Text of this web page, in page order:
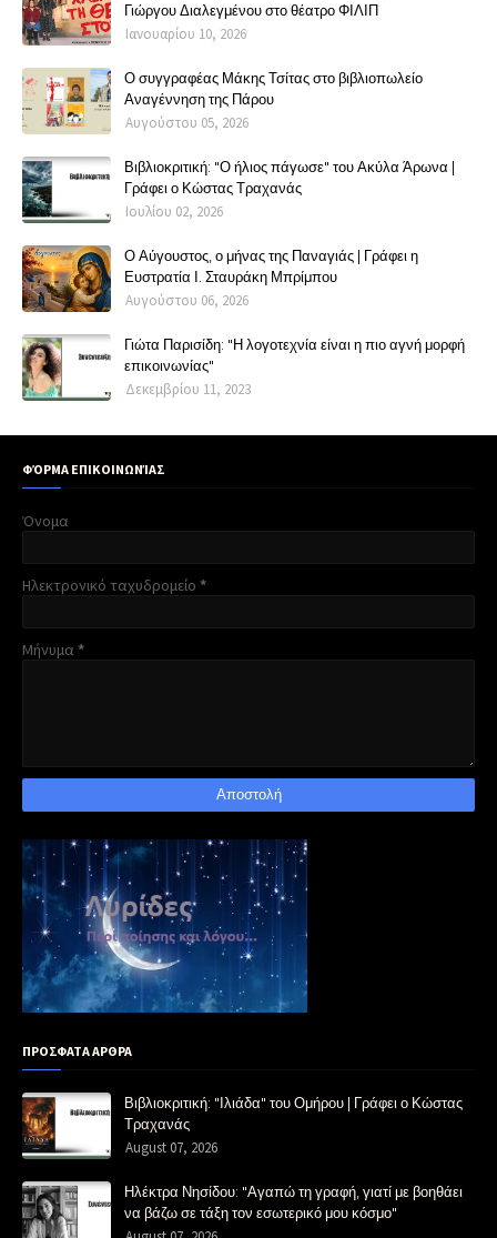
Γιώργου Διαλεγμένου στο θέατρο ΦΙΛΙΠ
Ιανουαρίου 10, 2026
Ο συγγραφέας Μάκης Τσίτας στο βιβλιοπωλείο
Αναγέννηση της Πάρου
Αυγούστου 05, 2026
Βιβλιοκριτική: "Ο ήλιος πάγωσε" του Ακύλα Άρωνα |
Γράφει ο Κώστας Τραχανάς
Ιουλίου 02, 2026
Ο Αύγουστος, ο μήνας της Παναγιάς | Γράφει η
Ευστρατία Ι. Σταυράκη Μπρίμπου
Αυγούστου 06, 2026
Γιώτα Παρισίδη: "Η λογοτεχνία είναι η πιο αγνή μορφή
επικοινωνίας"
Δεκεμβρίου 11, 2023
ΦΌΡΜΑ ΕΠΙΚΟΙΝΩΝΊΑΣ
Όνομα
Ηλεκτρονικό ταχυδρομείο *
Μήνυμα *
ΠΡΟΣΦΑΤΑ ΑΡΘΡΑ
Βιβλιοκριτική: "Ιλιάδα" του Ομήρου | Γράφει ο Κώστας
Τραχανάς
August 07, 2026
Ηλέκτρα Νησίδου: "Αγαπώ τη γραφή, γιατί με βοηθάει
να βάζω σε τάξη τον εσωτερικό μου κόσμο"